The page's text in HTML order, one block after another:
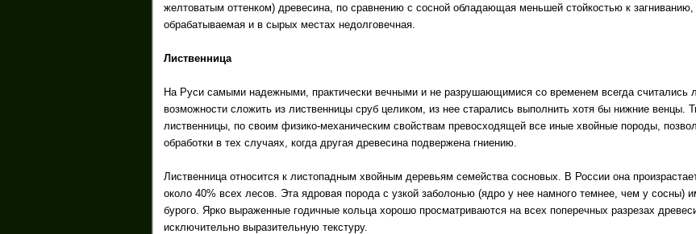
желтоватым оттенком) древесина, по сравнению с сосной обладающая меньшей стойкостью к загниванию,
обрабатываемая и в сырых местах недолговечная.
Лиственница
На Руси самыми надежными, практически вечными и не разрушающимися со временем всегда считались
возможности сложить из лиственницы сруб целиком, из нее старались выполнить хотя бы нижние венцы.
лиственницы, по своим физико-механическим свойствам превосходящей все иные хвойные породы,
обработки в тех случаях, когда другая древесина подвержена гниению.
Лиственница относится к листопадным хвойным деревьям семейства сосновых. В России она
около 40% всех лесов. Эта ядровая порода с узкой заболонью (ядро у нее намного темнее, чем у сосны)
бурого. Ярко выраженные годичные кольца хорошо просматриваются на всех поперечных разрезах
исключительно выразительную текстуру.